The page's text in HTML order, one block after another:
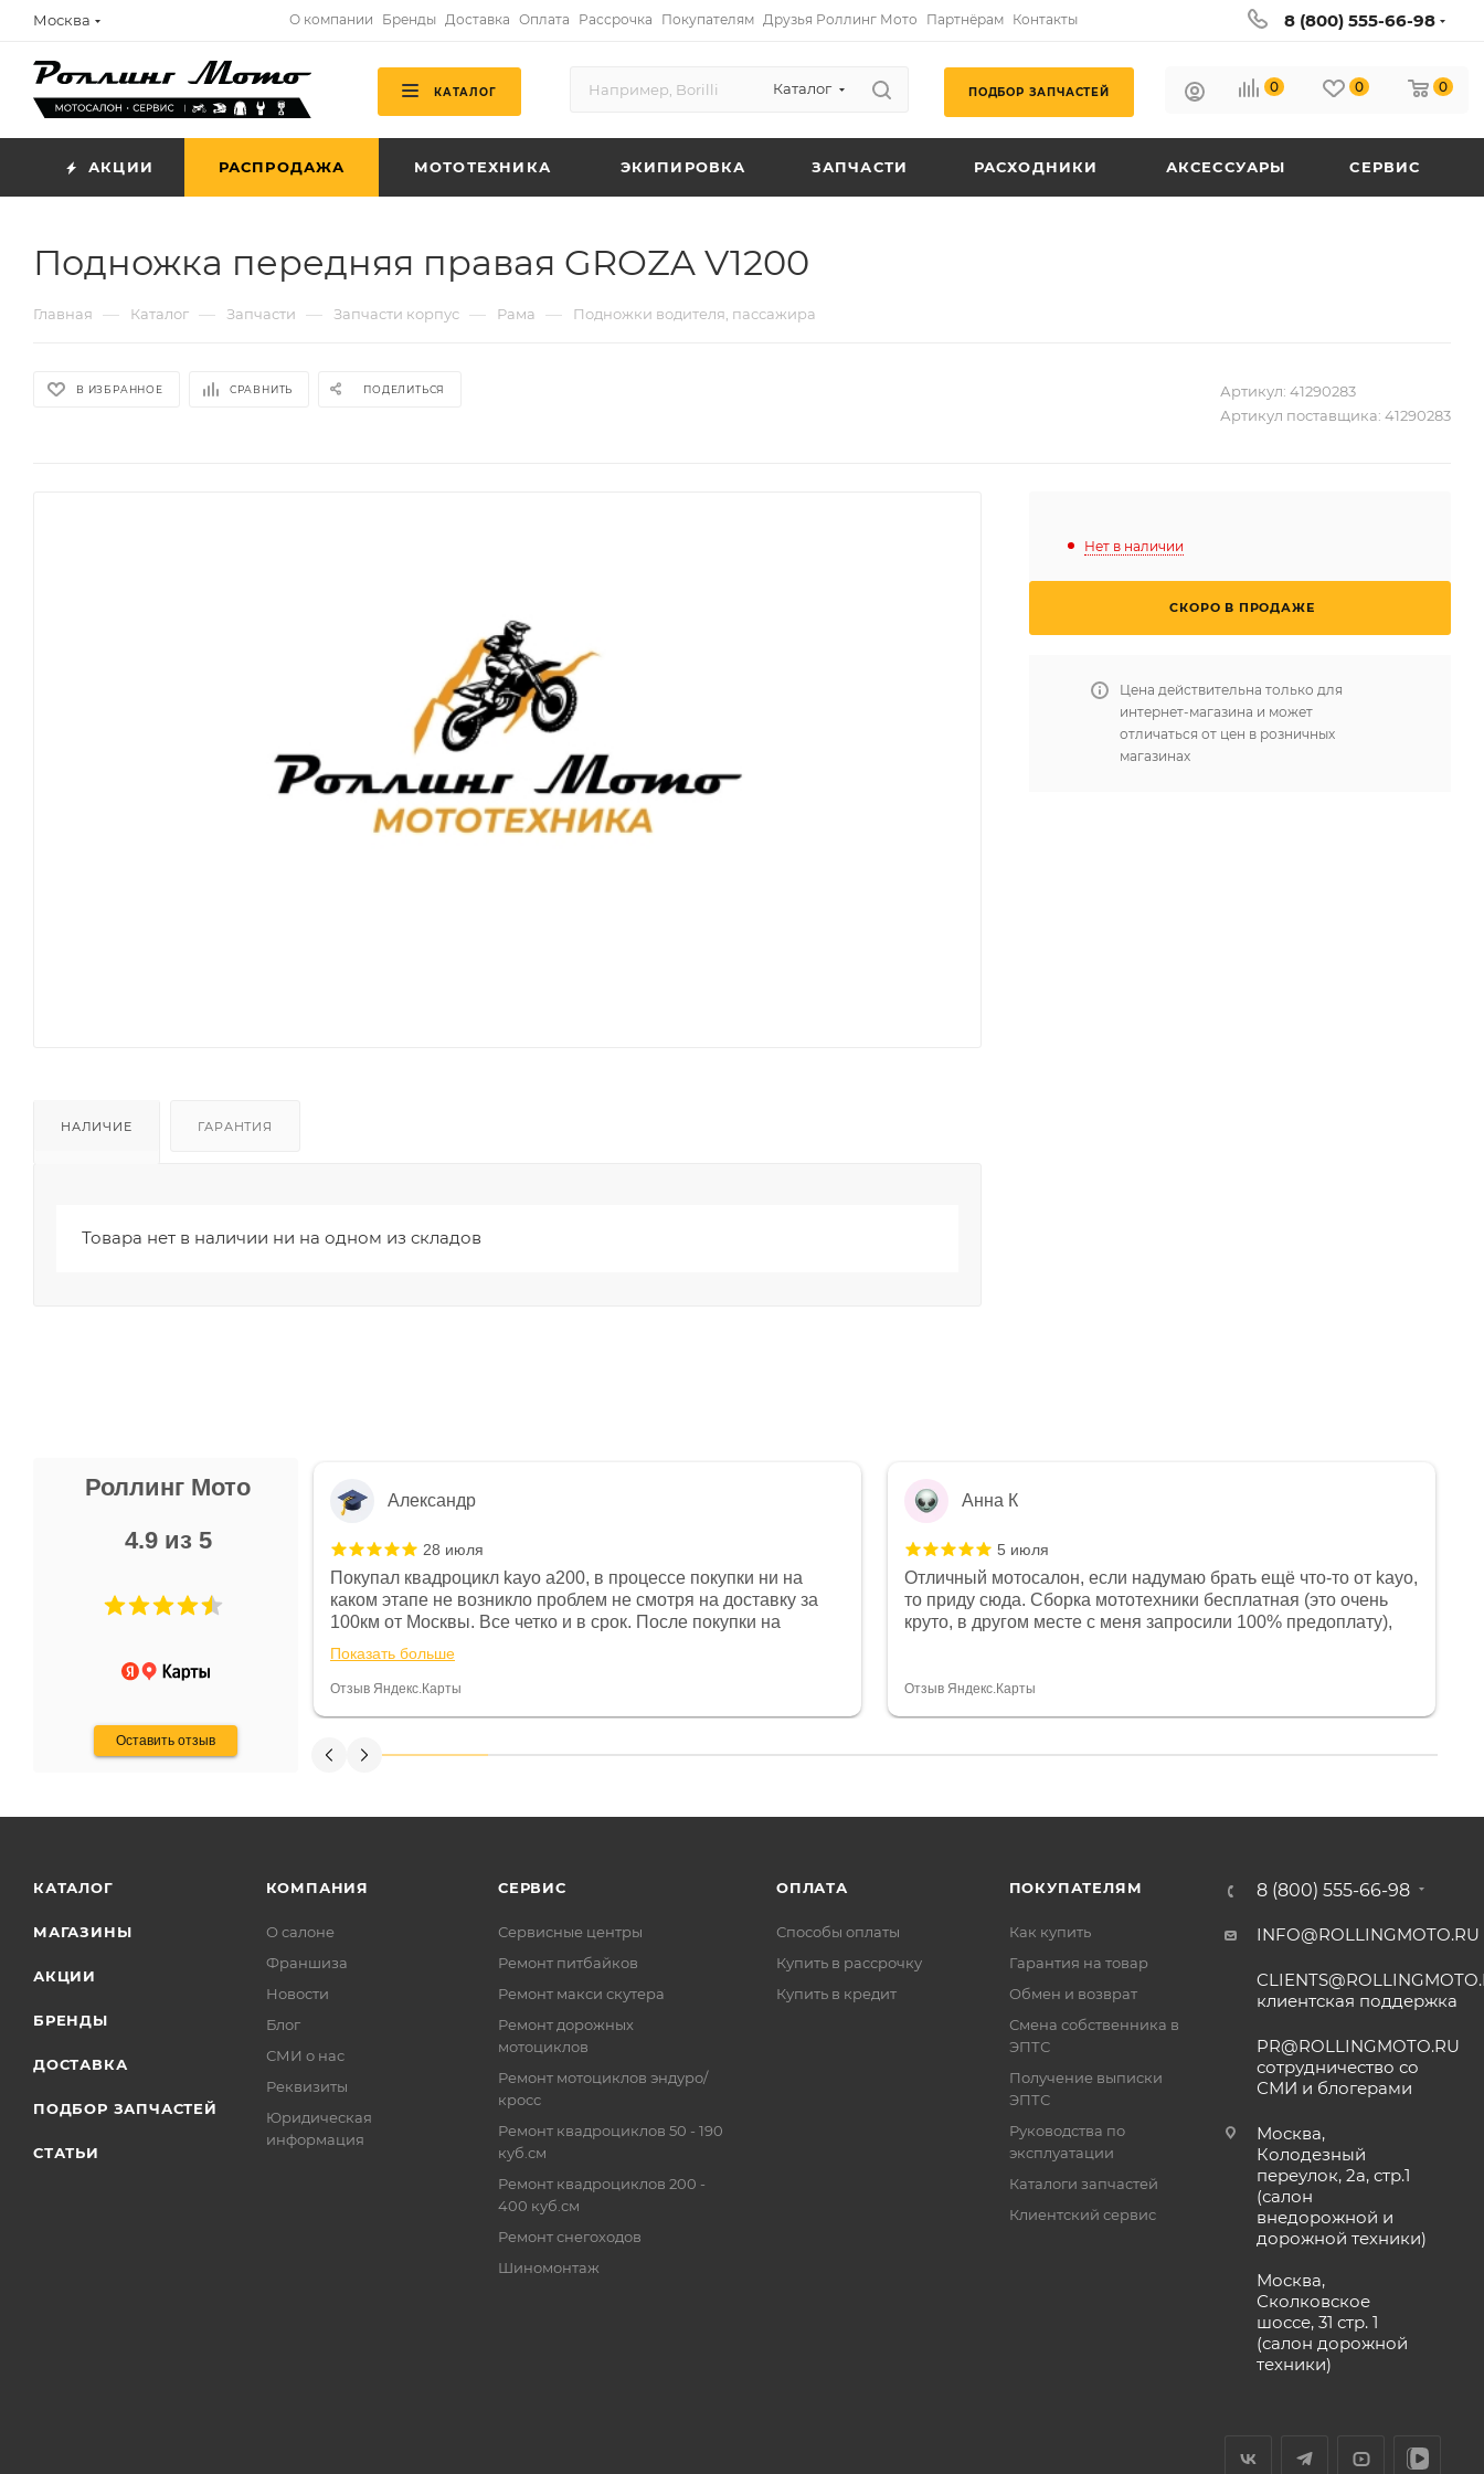
Москва О компании Бренды Доставка Оплата Рассрочка Покупателям Друзья Роллинг Мото Партнёрам Контакты 8 (800) 555-66-98
КАТАЛОГ Каталог ПОДБОР ЗАПЧАСТЕЙ 0 0 0
АКЦИИ РАСПРОДАЖА МОТОТЕХНИКА ЭКИПИРОВКА ЗАПЧАСТИ РАСХОДНИКИ АКСЕССУАРЫ СЕРВИС
Подножка передняя правая GROZA V1200
Главная — Каталог — Запчасти — Запчасти корпус — Рама — Подножки водителя, пассажира
В ИЗБРАННОЕ СРАВНИТЬ ПОДЕЛИТЬСЯ Артикул: 41290283
Артикул поставщика: 41290283
НАЛИЧИЕ ГАРАНТИЯ
Товара нет в наличии ни на одном из складов
Нет в наличии
СКОРО В ПРОДАЖЕ
Цена действительна только для
интернет-магазина и может
отличаться от цен в розничных
магазинах
Роллинг Мото
4.9 из 5
Оставить отзыв
Не понравились условия
и дают только на год)
Александр
28 июля
Покупал квадроцикл kayo a200, в процессе покупки ни на
каком этапе не возникло проблем не смотря на доставку за
100км от Москвы. Все четко и в срок. После покупки на
спидометре всегда был 0, при этом представители магазина
постоянно были на связи и в итоге проблема была решена.
Считаю, что это говорит о небезразличии к клиенту после
Показать больше
Отзыв Яндекс.Карты
Анна К
5 июля
Отличный мотосалон, если надумаю брать ещё что-то от kayo,
то приду сюда. Сборка мототехники бесплатная (это очень
круто, в другом месте с меня запросили 100% предоплату),
спасибо отдельное, всегда на связи, очень детально всё
Отзыв Яндекс.Карты
КАТАЛОГ
МАГАЗИНЫ
АКЦИИ
БРЕНДЫ
ДОСТАВКА
ПОДБОР ЗАПЧАСТЕЙ
СТАТЬИ
КОМПАНИЯ
О салоне
Франшиза
Новости
Блог
СМИ о нас
Реквизиты
Юридическая
информация
СЕРВИС
Сервисные центры
Ремонт питбайков
Ремонт макси скутера
Ремонт дорожных
мотоциклов
Ремонт мотоциклов эндуро/
кросс
Ремонт квадроциклов 50 - 190
куб.см
Ремонт квадроциклов 200 -
400 куб.см
Ремонт снегоходов
Шиномонтаж
ОПЛАТА
Способы оплаты
Купить в рассрочку
Купить в кредит
ПОКУПАТЕЛЯМ
Как купить
Гарантия на товар
Обмен и возврат
Смена собственника в
ЭПТС
Получение выписки
ЭПТС
Руководства по
эксплуатации
Каталоги запчастей
Клиентский сервис
8 (800) 555-66-98
INFO@ROLLINGMOTO.RU
клиентская поддержка
PR@ROLLINGMOTO.RU
сотрудничество со
СМИ и блогерами
Москва,
Колодезный
переулок, 2а, стр.1
(салон
внедорожной и
дорожной техники)
Москва,
Сколковское
шоссе, 31 стр. 1
(салон дорожной
техники)